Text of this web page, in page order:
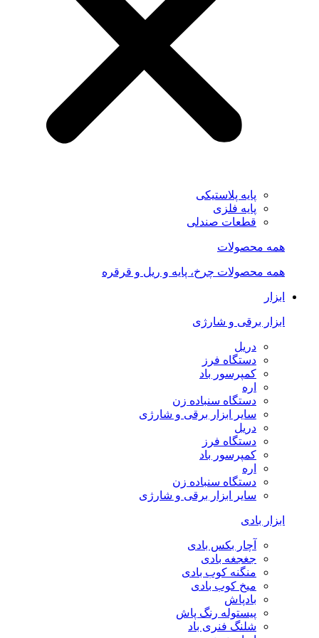
پایه پلاستیکی
پایه فلزی
قطعات صندلی
همه محصولات
همه محصولات چرخ، پایه و ریل و قرقره
ابزار
ابزار برقی و شارژی
دریل
دستگاه فرز
کمپرسور باد
اره
دستگاه سنباده زن
سایر ابزار برقی و شارژی
دریل
دستگاه فرز
کمپرسور باد
اره
دستگاه سنباده زن
سایر ابزار برقی و شارژی
ابزار بادی
آچار بکس بادی
جغجغه بادی
منگنه کوب بادی
میخ کوب بادی
بادپاش
پیستوله رنگ پاش
شلنگ فنری باد